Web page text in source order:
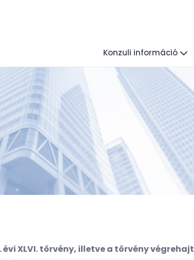
Konzuli információ
XLVI. törvény, illetve a törvény